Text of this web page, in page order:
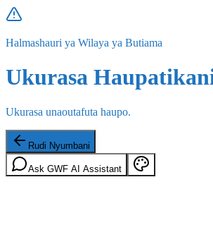
Halmashauri ya Wilaya ya Butiama
Ukurasa
Ukurasa unaoutafuta haupo.
Rudi Nyumbani
Ask GWF AI Assistant